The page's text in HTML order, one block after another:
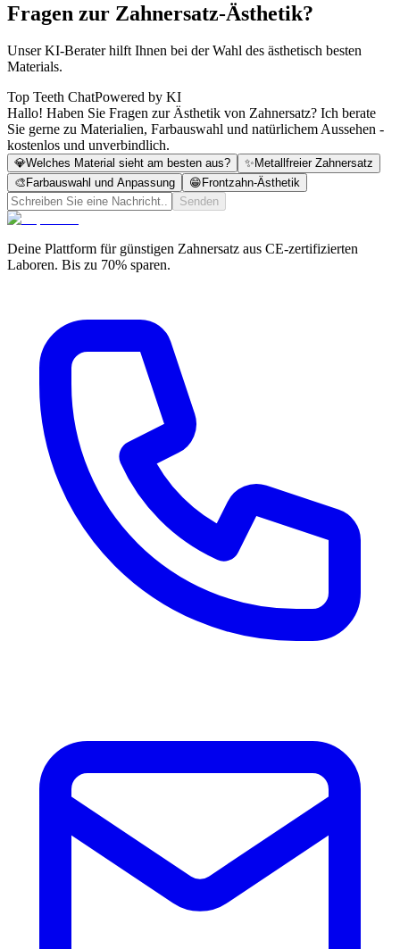
Fragen zur Zahnersatz-Ästhetik?
Unser KI-Berater hilft Ihnen bei der Wahl des ästhetisch besten
Materials.
Top Teeth ChatPowered by KI
Hallo! Haben Sie Fragen zur Ästhetik von Zahnersatz? Ich berate
Sie gerne zu Materialien, Farbauswahl und natürlichem Aussehen -
kostenlos und unverbindlich.
💎Welches Material sieht am besten aus? ✨ Metallfreier Zahnersatz
🎨 Farbauswahl und Anpassung 😁 Frontzahn-Ästhetik
Senden
Deine Plattform für günstigen Zahnersatz aus CE-zertifizierten
Laboren. Bis zu 70% sparen.